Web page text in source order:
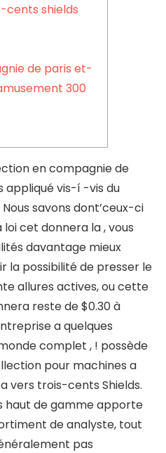
cents shields
de paris et-
300
en compagnie de
appliqué vis-í -vis du
savons dont’ceux-ci
cet donnera la , vous
davantage mieux
la possibilité de presser le
allures actives, ou cette
reste de $0.30 à
a quelques
complet , ! possède
pour machines a
vers trois-cents Shields.
haut de gamme apporte
de analyste, tout
pas